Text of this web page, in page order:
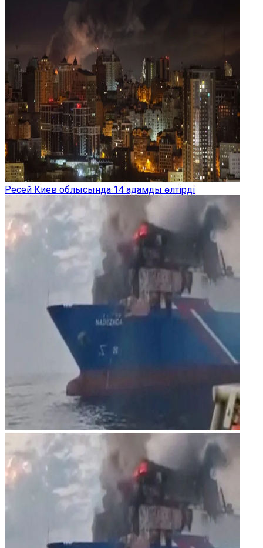
Ресей Киев облысында 14 адамды өлтірді